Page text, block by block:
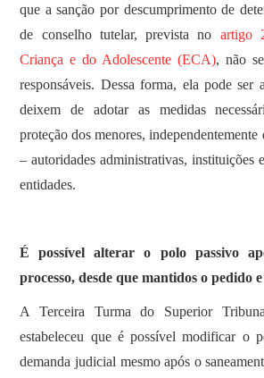
que a sanção por descumprimento de
de conselho tutelar, prevista no artigo
Criança e do Adolescente (ECA), não
responsáveis. Dessa forma, ela pode ser
deixem de adotar as medidas
proteção dos menores, independentemente
– autoridades administrativas, instituições
entidades.
É possível alterar o polo passivo
processo, desde que mantidos o pedido
​A Terceira Turma do Superior
estabeleceu que é possível modificar o
demanda judicial mesmo após o